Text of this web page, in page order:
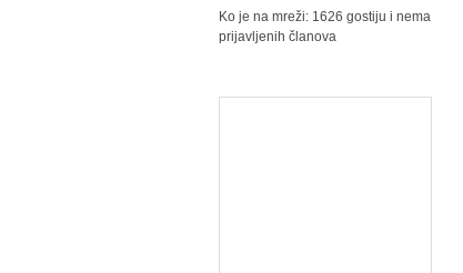
Ko je na mreži: 1626 gostiju i nema
prijavljenih članova